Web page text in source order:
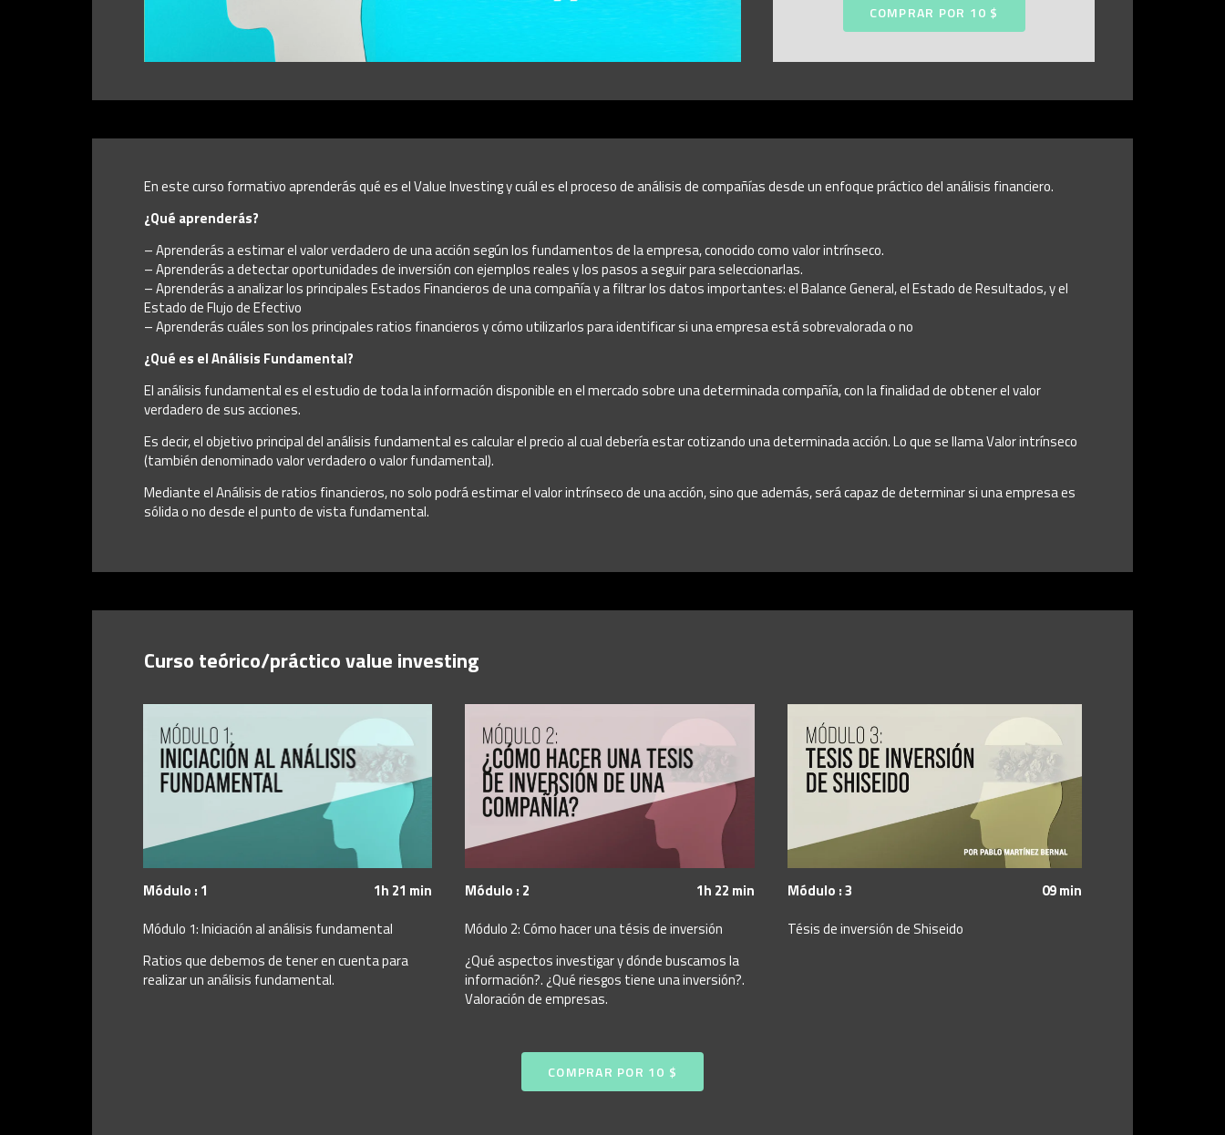
COMPRAR POR 10 $
En este curso formativo aprenderás qué es el Value Investing y cuál es el proceso de análisis de compañías desde un enfoque práctico del análisis financiero.
¿Qué aprenderás?
– Aprenderás a estimar el valor verdadero de una acción según los fundamentos de la empresa, conocido como valor intrínseco.
– Aprenderás a detectar oportunidades de inversión con ejemplos reales y los pasos a seguir para seleccionarlas.
– Aprenderás a analizar los principales Estados Financieros de una compañía y a filtrar los datos importantes: el Balance General, el Estado de Resultados, y el
Estado de Flujo de Efectivo
– Aprenderás cuáles son los principales ratios financieros y cómo utilizarlos para identificar si una empresa está sobrevalorada o no
¿Qué es el Análisis Fundamental?
El análisis fundamental es el estudio de toda la información disponible en el mercado sobre una determinada compañía, con la finalidad de obtener el valor
verdadero de sus acciones.
Es decir, el objetivo principal del análisis fundamental es calcular el precio al cual debería estar cotizando una determinada acción. Lo que se llama Valor intrínseco
(también denominado valor verdadero o valor fundamental).
Mediante el Análisis de ratios financieros, no solo podrá estimar el valor intrínseco de una acción, sino que además, será capaz de determinar si una empresa es
sólida o no desde el punto de vista fundamental.
Curso teórico/práctico value investing
Módulo : 1
1h 21 min
Módulo 1: Iniciación al análisis fundamental
Ratios que debemos de tener en cuenta para
realizar un análisis fundamental.
Módulo : 2
1h 22 min
Módulo 2: Cómo hacer una tésis de inversión
¿Qué aspectos investigar y dónde buscamos la
información?. ¿Qué riesgos tiene una inversión?.
Valoración de empresas.
Módulo : 3
09 min
Tésis de inversión de Shiseido
COMPRAR POR 10 $